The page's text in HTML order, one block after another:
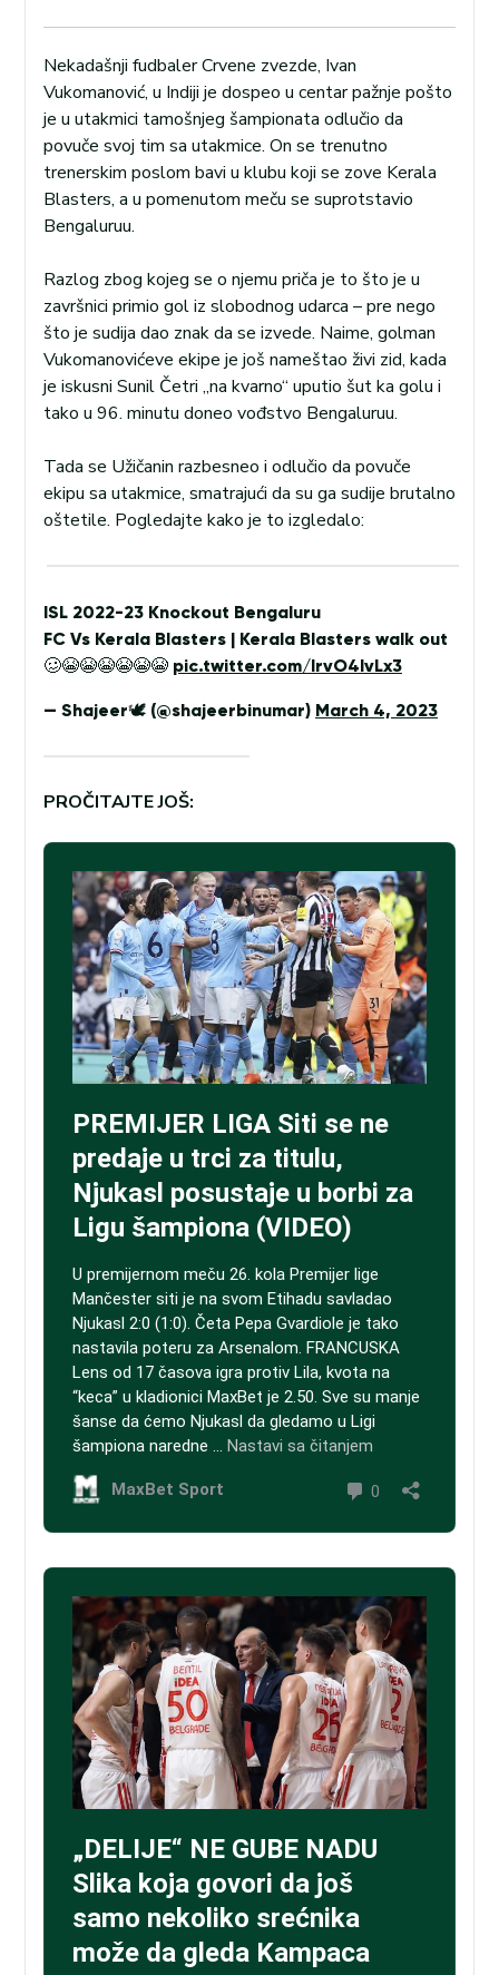
Nekadašnji fudbaler Crvene zvezde, Ivan
Vukomanović, u Indiji je dospeo u centar pažnje pošto
je u utakmici tamošnjeg šampionata odlučio da
povuče svoj tim sa utakmice. On se trenutno
trenerskim poslom bavi u klubu koji se zove Kerala
Blasters, a u pomenutom meču se suprotstavio
Bengaluruu.
Razlog zbog kojeg se o njemu priča je to što je u
završnici primio gol iz slobodnog udarca – pre nego
što je sudija dao znak da se izvede. Naime, golman
Vukomanovićeve ekipe je još nameštao živi zid, kada
je iskusni Sunil Četri „na kvarno“ uputio šut ka golu i
tako u 96. minutu doneo vođstvo Bengaluruu.
Tada se Užičanin razbesneo i odlučio da povuče
ekipu sa utakmice, smatrajući da su ga sudije brutalno
oštetile. Pogledajte kako je to izgledalo:
ISL 2022-23 Knockout Bengaluru
FC Vs Kerala Blasters | Kerala Blasters walk out
🥴😭😭😭😭😭😭 pic.twitter.com/lrvO4IvLx3
— Shajeer🕊️ (@shajeerbinumar) March 4, 2023
PROČITAJTE JOŠ: